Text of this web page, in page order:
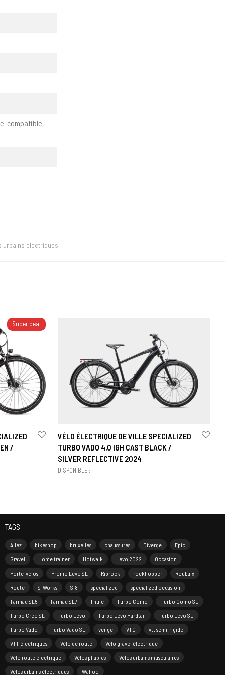
compatible,
urbains électriques
Super deal
/
VÉLO ÉLECTRIQUE DE VILLE SPECIALIZED
TURBO VADO 4.0 IGH CAST BLACK /
SILVER REFLECTIVE 2024
DISPONIBLE :
TAGS
Allez bikeshop bruxelles chaussures Diverge
Epic
Gravel
Home trainer Hotwalk Levo 2022
Occasion
Porte-vélos
Promo Levo SL Riprock rockhopper
Roubaix
Route
S-Works Sl8 specialized
specialized occasion
Tarmac SL6
Tarmac SL7 Thule Turbo Como
Turbo Como SL
Turbo Creo SL
Turbo Levo Turbo Levo Hardtail
Turbo Levo SL
Turbo Vado
Turbo Vado SL venge VTC
vtt semi-rigide
VTT électriques
Vélo de route
Vélo gravel électrique
Vélo route électrique
Vélos pliables
Vélos urbains musculaires
Vélos urbains électriques
Wahoo